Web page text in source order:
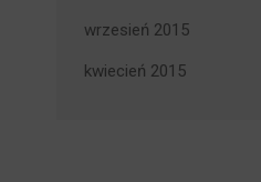
wrzesień 2015
kwiecień 2015